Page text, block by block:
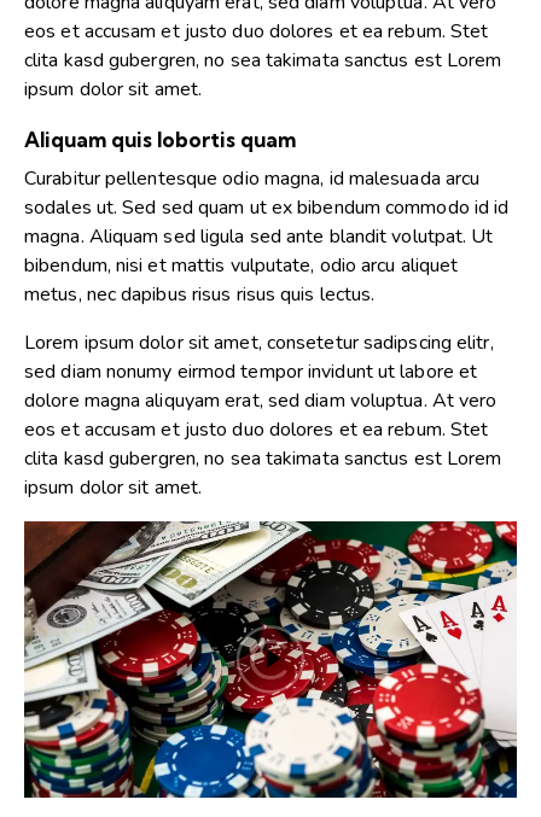
eos et accusam et justo duo dolores et ea rebum. Stet
clita kasd gubergren, no sea takimata sanctus est Lorem
ipsum dolor sit amet.
Aliquam quis lobortis quam
Curabitur pellentesque odio magna, id malesuada arcu
sodales ut. Sed sed quam ut ex bibendum commodo id id
magna. Aliquam sed ligula sed ante blandit volutpat. Ut
bibendum, nisi et mattis vulputate, odio arcu aliquet
metus, nec dapibus risus risus quis lectus.
Lorem ipsum dolor sit amet, consetetur sadipscing elitr,
sed diam nonumy eirmod tempor invidunt ut labore et
dolore magna aliquyam erat, sed diam voluptua. At vero
eos et accusam et justo duo dolores et ea rebum. Stet
clita kasd gubergren, no sea takimata sanctus est Lorem
ipsum dolor sit amet.